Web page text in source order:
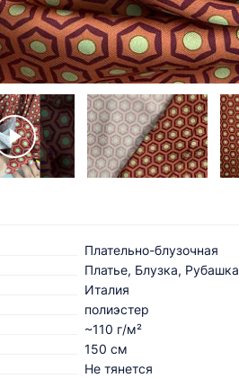
Плательно-блузочная
Платье, Блузка, Рубашка
Италия
полиэстер
~110 г/м²
150 см
Не тянется